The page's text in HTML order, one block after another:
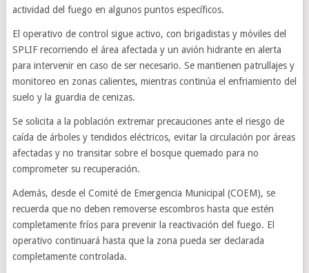
actividad del fuego en algunos puntos específicos.
El operativo de control sigue activo, con brigadistas y móviles del
SPLIF recorriendo el área afectada y un avión hidrante en alerta
para intervenir en caso de ser necesario. Se mantienen patrullajes y
monitoreo en zonas calientes, mientras continúa el enfriamiento del
suelo y la guardia de cenizas.
Se solicita a la población extremar precauciones ante el riesgo de
caída de árboles y tendidos eléctricos, evitar la circulación por áreas
afectadas y no transitar sobre el bosque quemado para no
comprometer su recuperación.
Además, desde el Comité de Emergencia Municipal (COEM), se
recuerda que no deben removerse escombros hasta que estén
completamente fríos para prevenir la reactivación del fuego. El
operativo continuará hasta que la zona pueda ser declarada
completamente controlada.